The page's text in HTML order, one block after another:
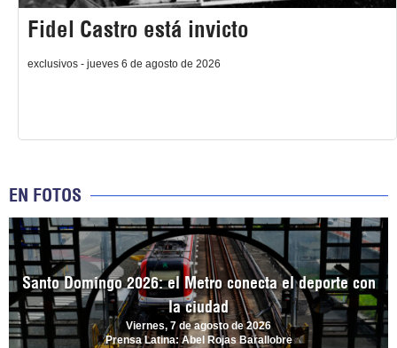
Fidel Castro está invicto
exclusivos - jueves 6 de agosto de 2026
EN FOTOS
Santo Domingo 2026: el Metro conecta el deporte con
la ciudad
Viernes, 7 de agosto de 2026
Prensa Latina: Abel Rojas Barallobre